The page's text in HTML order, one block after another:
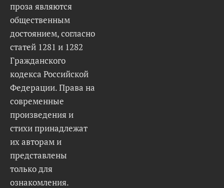
проза являются
общественным
достоянием, согласно
статей 1281 и 1282
Гражданского
кодекса Российской
Федерации. Права на
современные
произведения и
стихи принадлежат
их авторам и
представлены
только для
ознакомления.